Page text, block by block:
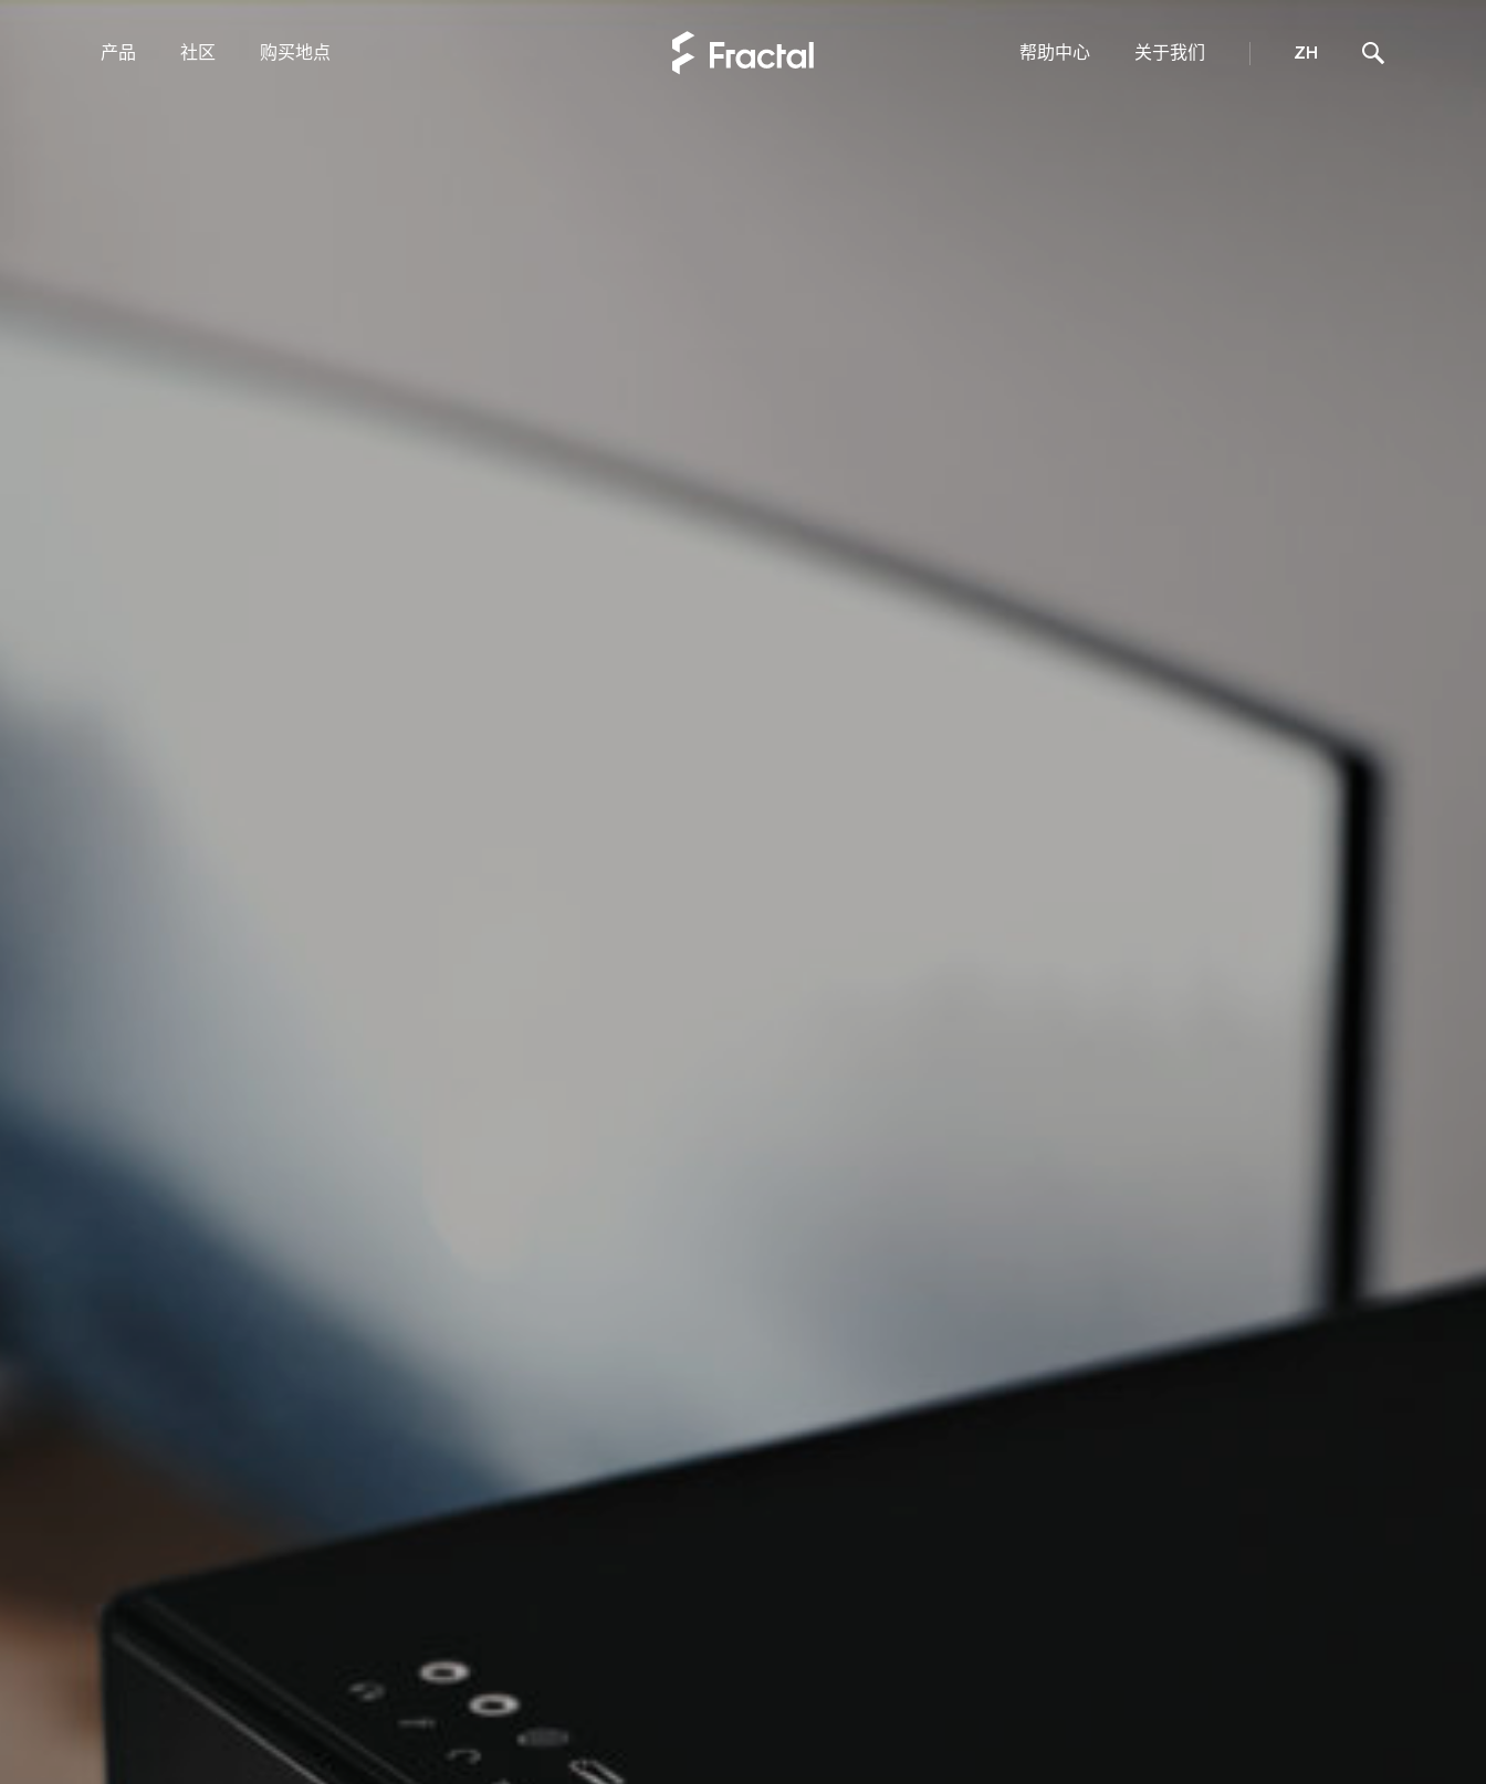
产品 社区 购买地点 帮助中心 关于我们 ZH